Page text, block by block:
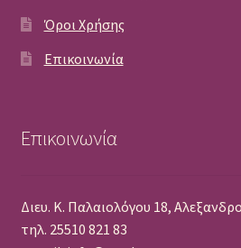
Όροι Χρήσης
Επικοινωνία
Επικοινωνία
Διευ. Κ. Παλαιολόγου 18,
τηλ. 25510 821 83